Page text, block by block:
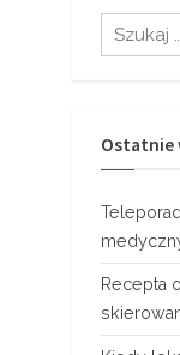
Szukaj:
Ostatnie
Recepta